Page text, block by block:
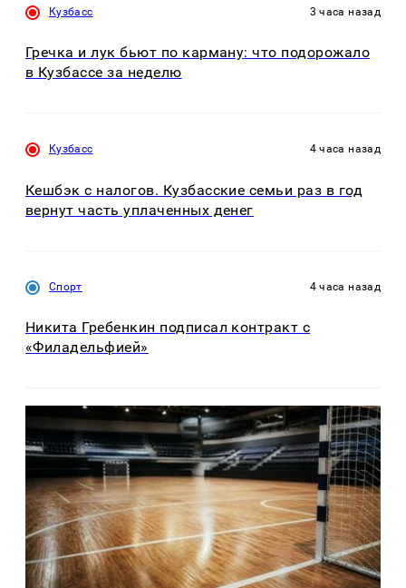
Кузбасс 3 часа назад
Гречка и лук бьют по карману: что подорожало
в Кузбассе за неделю
Кузбасс 4 часа назад
Кешбэк с налогов. Кузбасские семьи раз в год
вернут часть уплаченных денег
Спорт 4 часа назад
Никита Гребенкин подписал контракт с
«Филадельфией»